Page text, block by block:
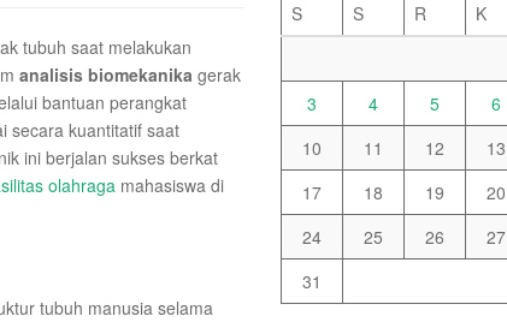
tubuh saat melakukan
analisis biomekanika gerak
bantuan perangkat
secara kuantitatif saat
ini berjalan sukses berkat
olahraga mahasiswa di
tubuh manusia selama
S
S R K
3
4 5 6
10
11 12 13
17
18 19 20
24
25 26 27
31